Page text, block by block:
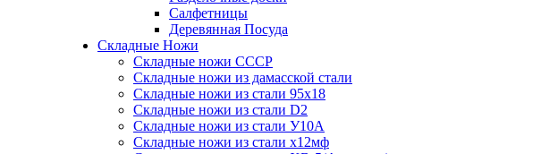
Салфетницы
Деревянная Посуда
Складные Ножи
Cкладные ножи СССР
Складные ножи из дамасской стали
Складные ножи из стали 95х18
Складные ножи из стали D2
Складные ножи из стали У10А
Складные ножи из стали х12мф